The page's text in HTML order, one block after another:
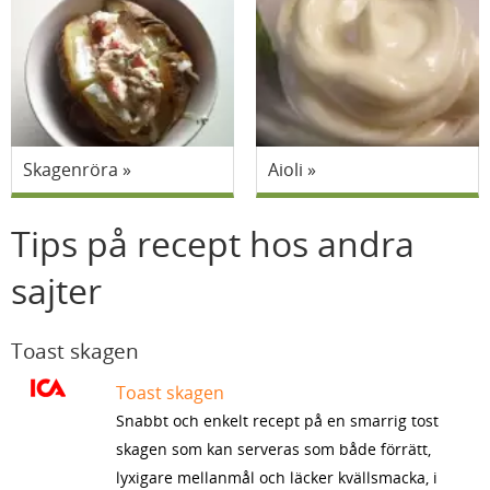
Skagenröra Aioli
Tips på recept hos andra
sajter
Toast skagen
Toast skagen
Snabbt och enkelt recept på en smarrig tost
skagen som kan serveras som både förrätt,
lyxigare mellanmål och läcker kvällsmacka, i